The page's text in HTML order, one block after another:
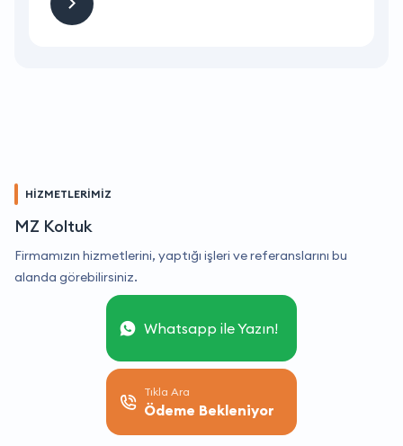
HİZMETLERİMİZ
MZ Koltuk
Firmamızın hizmetlerini, yaptığı işleri ve referanslarını bu
alanda görebilirsiniz.
Whatsapp ile Yazın!
Tıkla Ara
Ödeme Bekleniyor